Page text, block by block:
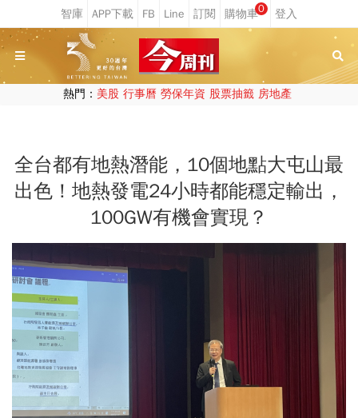
0
熱門： 美股 行事曆 勞保年資 股票抽籤 房地產
全台都有地熱潛能，10個地點大屯山最
出色！地熱發電24小時都能穩定輸出，
100GW有機會實現？